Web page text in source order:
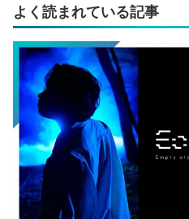
よく読まれている記事